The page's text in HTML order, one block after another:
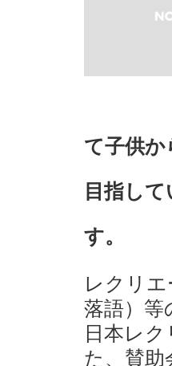
て子供か
目指し
す。
レクリ
落語）等
日本レ
た、賛助